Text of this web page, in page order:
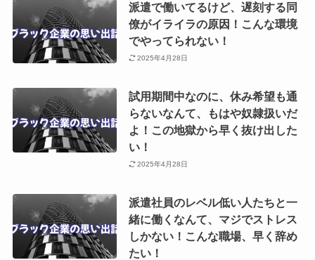
派遣で働いてるけど、遅刻する同
僚がイライラの原因！こんな環境
でやってられない！
2025年4月28日
試用期間中なのに、休み希望も通
らないなんて、もはや奴隷扱いだ
よ！この地獄から早く抜け出した
い！
2025年4月28日
派遣社員のレベル低い人たちと一
緒に働くなんて、マジでストレス
しかない！こんな職場、早く辞め
たい！